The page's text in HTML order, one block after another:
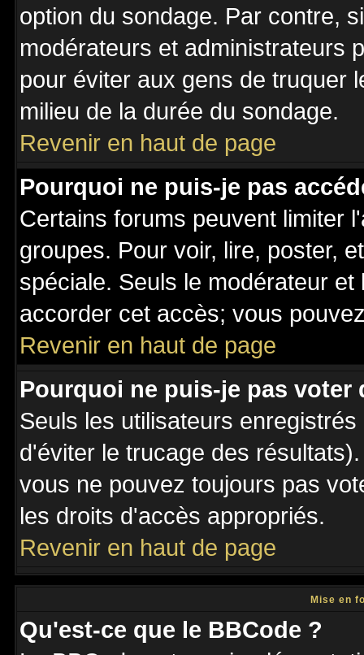
option du sondage. Par contre,
modérateurs et administrateurs
pour éviter aux gens de truquer
milieu de la durée du sondage.
Revenir en haut de page
Pourquoi ne puis-je pas
Certains forums peuvent limiter
groupes. Pour voir, lire, poster,
spéciale. Seuls le modérateur
accorder cet accès; vous
Revenir en haut de page
Pourquoi ne puis-je pas voter
Seuls les utilisateurs
d'éviter le trucage des
vous ne pouvez toujours pas
les droits d'accès appropriés.
Revenir en haut de page
Mise en
Qu'est-ce que le BBCode ?